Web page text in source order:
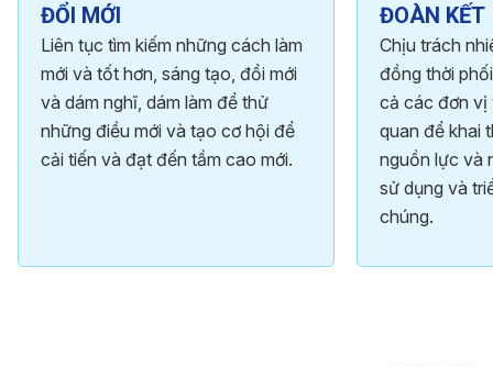
ĐỔI MỚI
Liên tục tìm kiếm những cách làm
mới và tốt hơn, sáng tạo, đổi mới
và dám nghĩ, dám làm để thử
những điều mới và tạo cơ hội để
cải tiến và đạt đến tầm cao mới.
ĐOÀN KẾT
Chịu trách
đồng thời
cả các đơn vị
quan để khai
nguồn lực và
sử dụng và
chúng.